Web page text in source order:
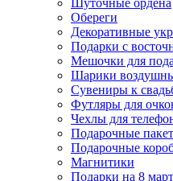
Шуточные ордена
Обереги
Декоративные
Подарки с
Мешочки для
Шарики
Сувениры к
Футляры для
Чехлы для
Подарочные
Подарочные
Магнитики
Подарки на 8